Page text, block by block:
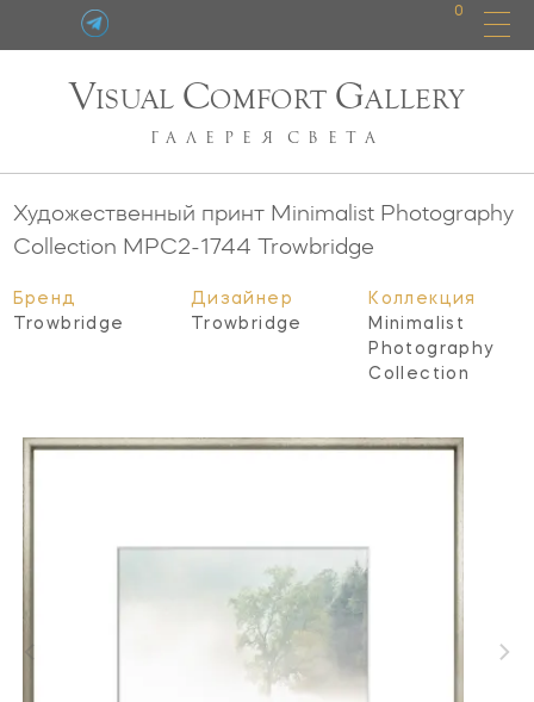
0
VISUAL COMFORT GALLERY
ГАЛЕРЕЯ СВЕТА
Художественный принт Minimalist Photography
Collection MPC2-1744 Trowbridge
Бренд
Trowbridge
Дизайнер
Trowbridge
Коллекция
Minimalist
Photography
Collection